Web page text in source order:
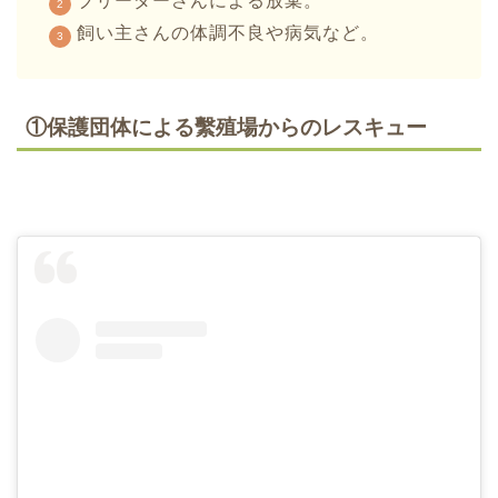
飼い主さんの体調不良や病気など。
①保護団体による繫殖場からのレスキュー